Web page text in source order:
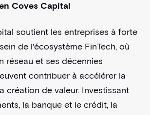
Coves Capital
soutient les entreprises à forte
de l'écosystème FinTech, où
réseau et ses décennies
contribuer à accélérer la
création de valeur. Investissant
la banque et le crédit, la